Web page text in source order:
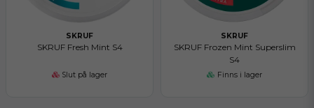
SKRUF
SKRUF Fresh Mint S4
Slut på lager
SKRUF
SKRUF Frozen Mint Superslim
S4
Finns i lager